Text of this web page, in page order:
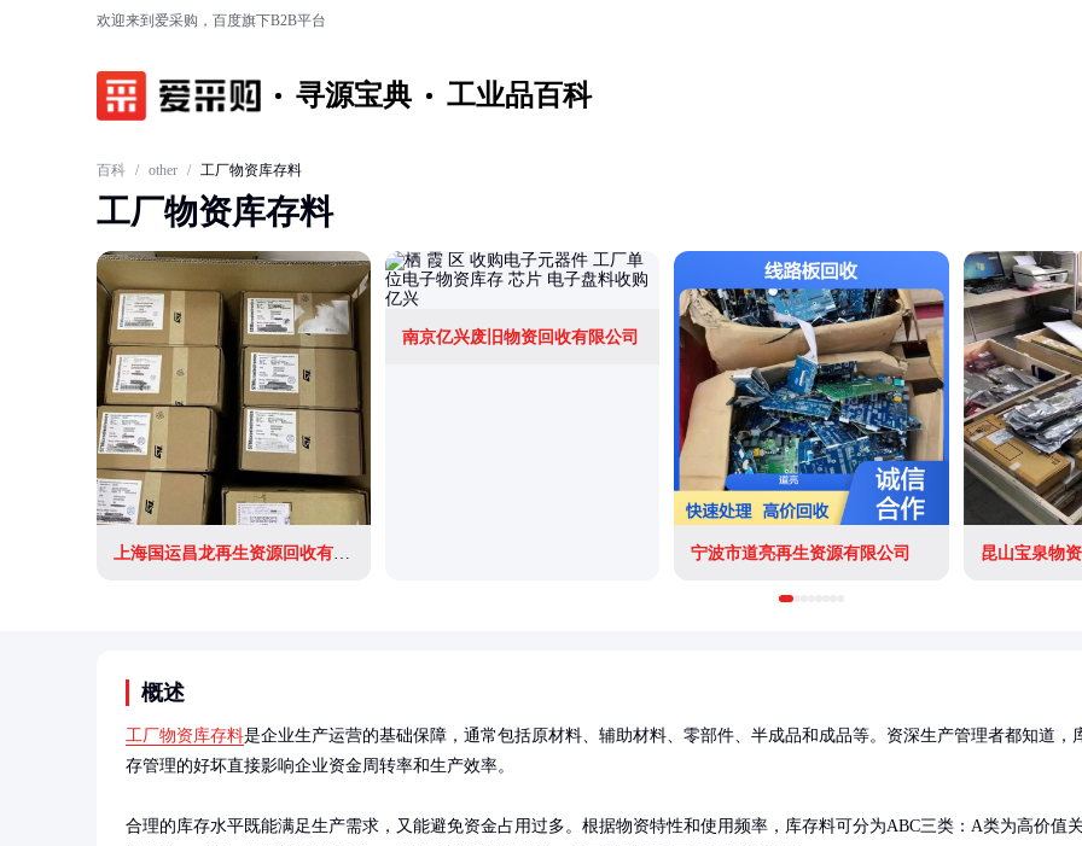
欢迎来到爱采购，百度旗下B2B平台
寻源宝典 工业品百科
百科 / other / 工厂物资库存料
工厂物资库存料
上海国运昌龙再生资源回收有限公司
南京亿兴废旧物资回收有限公司
宁波市道亮再生资源有限公司 昆山宝泉物
概述
工厂物资库存料是企业生产运营的基础保障，通常包括原材料、辅助材料、零部件、半成品和成品等。资深生产管理者都知道，
存管理的好坏直接影响企业资金周转率和生产效率。
合理的库存水平既能满足生产需求，又能避免资金占用过多。根据物资特性和使用频率，库存料可分为ABC三类：A类为高价值